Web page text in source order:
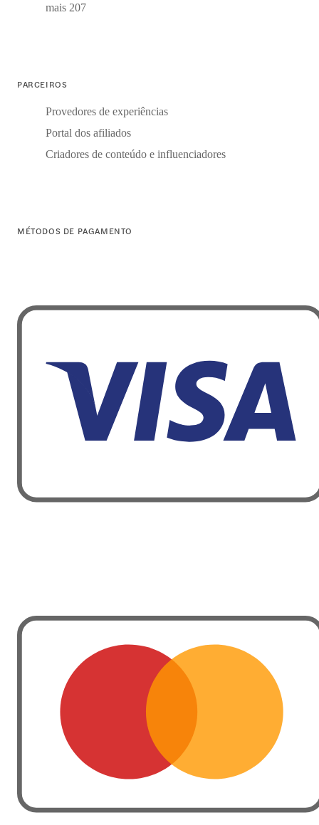
mais 207
PARCEIROS
Provedores de experiências
Portal dos afiliados
Criadores de conteúdo e influenciadores
MÉTODOS DE PAGAMENTO